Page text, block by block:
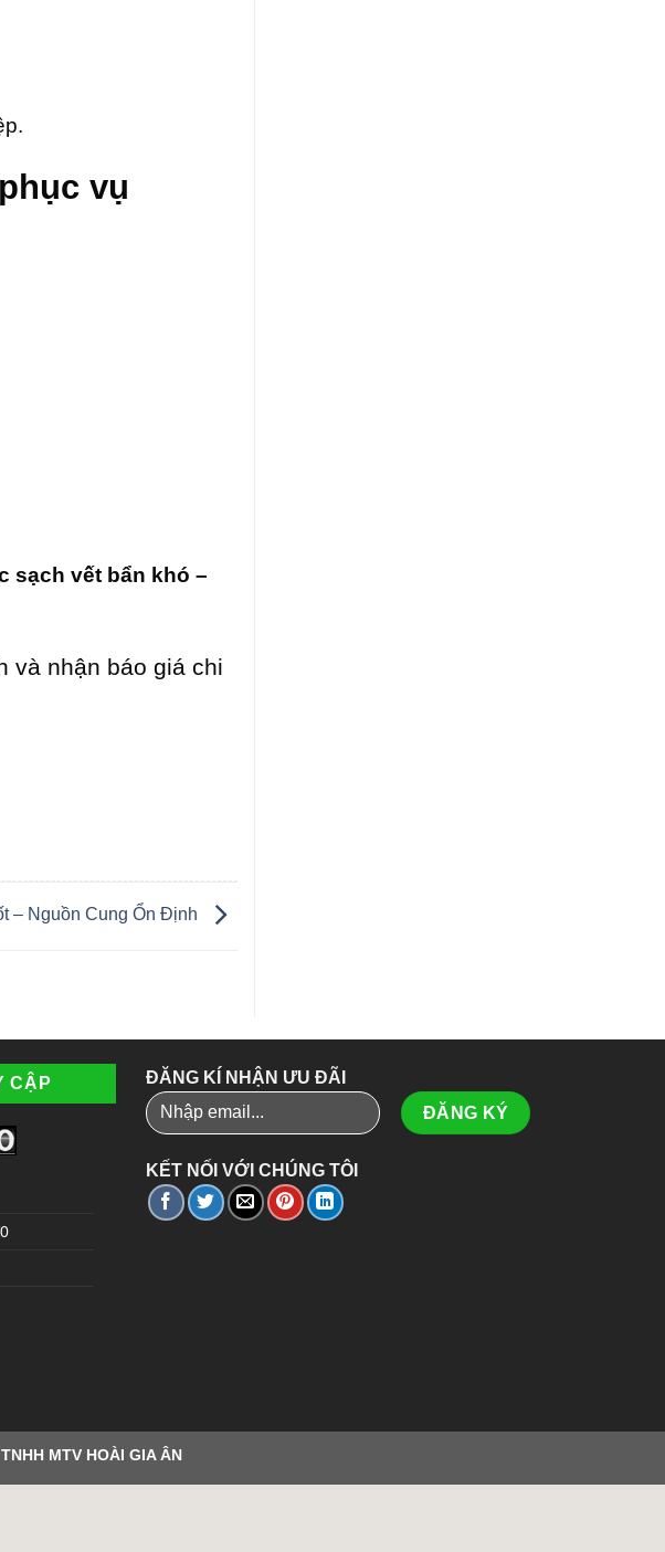
vụ
sạch vết bẩn khó –
và nhận báo giá chi
– Nguồn Cung Ổn Định
CẬP ĐĂNG KÍ NHẬN ƯU ĐÃI
KẾT NỐI VỚI CHÚNG TÔI
MTV HOÀI GIA ÂN